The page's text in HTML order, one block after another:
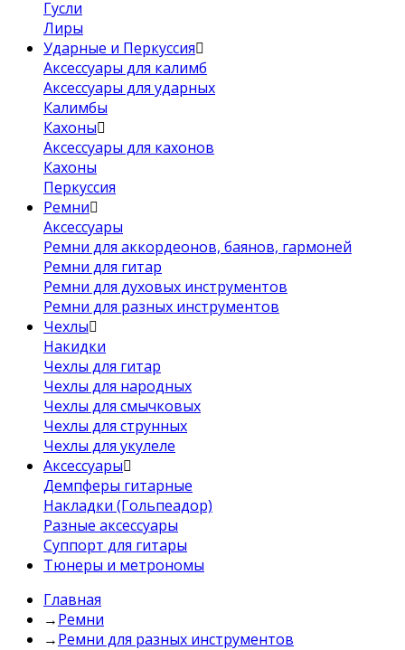
Гусли
Лиры
Ударные и Перкуссия
Аксессуары для калимб
Аксессуары для ударных
Калимбы
Кахоны
Аксессуары для кахонов
Кахоны
Перкуссия
Ремни
Аксессуары
Ремни для аккордеонов, баянов, гармоней
Ремни для гитар
Ремни для духовых инструментов
Ремни для разных инструментов
Чехлы
Накидки
Чехлы для гитар
Чехлы для народных
Чехлы для смычковых
Чехлы для струнных
Чехлы для укулеле
Аксессуары
Демпферы гитарные
Накладки (Гольпеадор)
Разные аксессуары
Суппорт для гитары
Тюнеры и метрономы
Главная
→Ремни
→Ремни для разных инструментов